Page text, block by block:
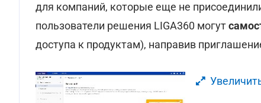
для компаний, которые еще не
пользователи решения LIGA360 могут
доступа к продуктам), направив